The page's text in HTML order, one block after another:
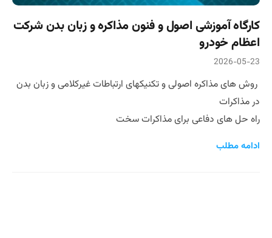
کارگاه آموزشی اصول و فنون مذاکره و زبان بدن شرکت
اعظام خودرو
2026-05-23
روش های مذاکره اصولی و تکنیکهای ارتباطات غیرکلامی و زبان بدن
در مذاکرات
راه حل های دفاعی برای مذاکرات سخت
ادامه مطلب